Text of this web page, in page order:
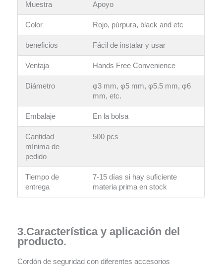
Muestra Apoyo
Color Rojo, púrpura, black and etc
beneficios Fácil de instalar y usar
Ventaja Hands Free Convenience
Diámetro
φ3 mm, φ5 mm, φ5.5 mm, φ6
mm, etc.
Embalaje En la bolsa
Cantidad
mínima de
pedido
500 pcs
Tiempo de
entrega
7-15 días si hay suficiente
materia prima en stock
3.Característica y aplicación del
producto.
Cordón de seguridad con diferentes accesorios